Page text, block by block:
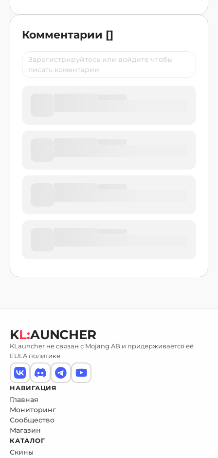
Комментарии []
KL:AUNCHER
KLauncher не связан с Mojang AB и придерживается её
EULA политике.
НАВИГАЦИЯ
Главная
Мониторинг
Сообщество
Магазин
КАТАЛОГ
Скины